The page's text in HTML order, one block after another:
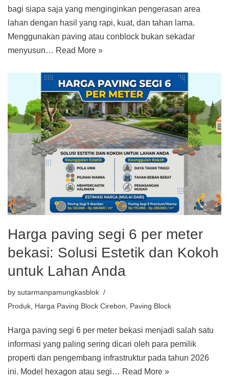
bagi siapa saja yang menginginkan pengerasan area
lahan dengan hasil yang rapi, kuat, dan tahan lama.
Menggunakan paving atau conblock bukan sekadar
menyusun… Read More »
Harga paving segi 6 per meter
bekasi: Solusi Estetik dan Kokoh
untuk Lahan Anda
by sutarmanpamungkasblok
Produk Harga Paving Block Cirebon Paving Block
Harga paving segi 6 per meter bekasi menjadi salah satu
informasi yang paling sering dicari oleh para pemilik
properti dan pengembang infrastruktur pada tahun 2026
ini. Model hexagon atau segi… Read More »